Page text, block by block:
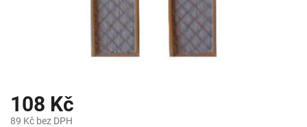
108 Kč
89 Kč bez DPH